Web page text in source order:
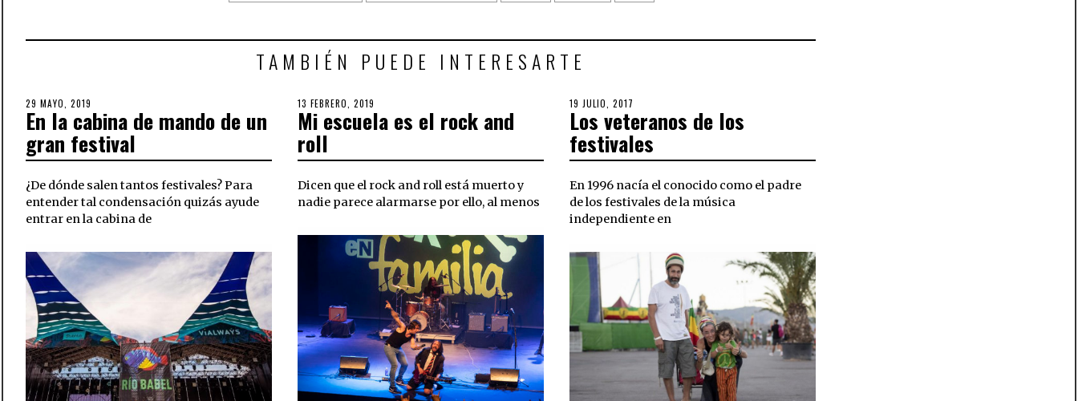
TAMBIÉN PUEDE INTERESARTE
POSTED
ON
29 MAYO, 2019
JULIO,
2019
En la cabina de mando de un
gran festival
¿De dónde salen tantos festivales? Para
entender tal condensación quizás ayude
entrar en la cabina de
POSTED
ON
13 FEBRERO, 2019
ABRIL,
2019
Mi escuela es el rock and
roll
Dicen que el rock and roll está muerto y
nadie parece alarmarse por ello, al menos
POSTED
ON
19 JULIO, 2017
Los veteranos de los
festivales
En 1996 nacía el conocido como el padre
de los festivales de la música
independiente en